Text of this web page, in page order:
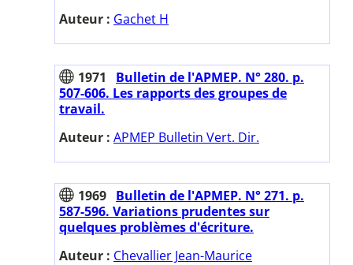
Auteur : Gachet H
1971
Bulletin de l'APMEP. N° 280. p.
507-606. Les rapports des groupes de
travail.
Auteur : APMEP Bulletin Vert. Dir.
1969 Bulletin de l'APMEP. N° 271. p.
587-596. Variations prudentes sur
quelques problèmes d'écriture.
Auteur : Chevallier Jean-Maurice